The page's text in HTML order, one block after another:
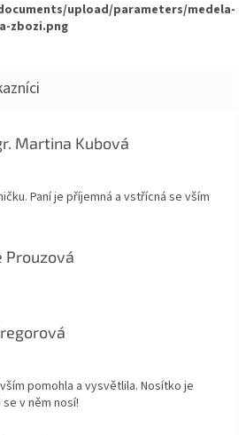
upload/parameters/medela-
zbozi.png
Martina Kubová
obchodu je 5 z 5 hvězdiček.
Paní je příjemná a vstřícná se vším
Prouzová
obchodu je 5 z 5 hvězdiček.
obchodu je 5 z 5 hvězdiček.
pomohla a vysvětlila. Nosítko je
v něm nosí!